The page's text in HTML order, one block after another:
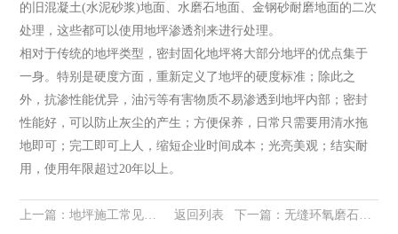
的旧混凝土(水泥砂浆)地面、水磨石地面、金钢砂耐磨地面的二次
处理，这些都可以使用地坪渗透剂来进行处理。
相对于传统的地坪类型，密封固化地坪将大部分地坪的优点集于
一身。特别是硬度方面，重新定义了地坪的硬度标准；除此之
外，抗渗性能优异，油污等有害物质不易渗透到地坪内部；密封
性能好，可以防止灰尘的产生；方便保养，日常只需要用清水拖
地即可；完工即可上人，缩短企业时间成本；光亮美观；结实耐
用，使用年限超过20年以上。
上一篇：地坪施工常见问题之一：涂料表面缩孔 返回列表 下一篇： 无缝环氧磨石地坪介绍